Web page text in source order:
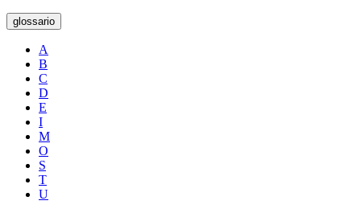
glossario
A
B
C
D
E
I
M
O
S
T
U